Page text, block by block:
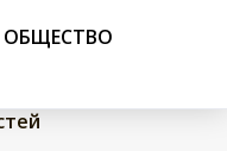
ОБЩЕСТВО